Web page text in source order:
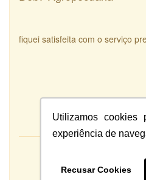
Utilizamos cookies
experiência de
Recusar Cookies
fiquei satisfeita com o serviço
Qualidade: